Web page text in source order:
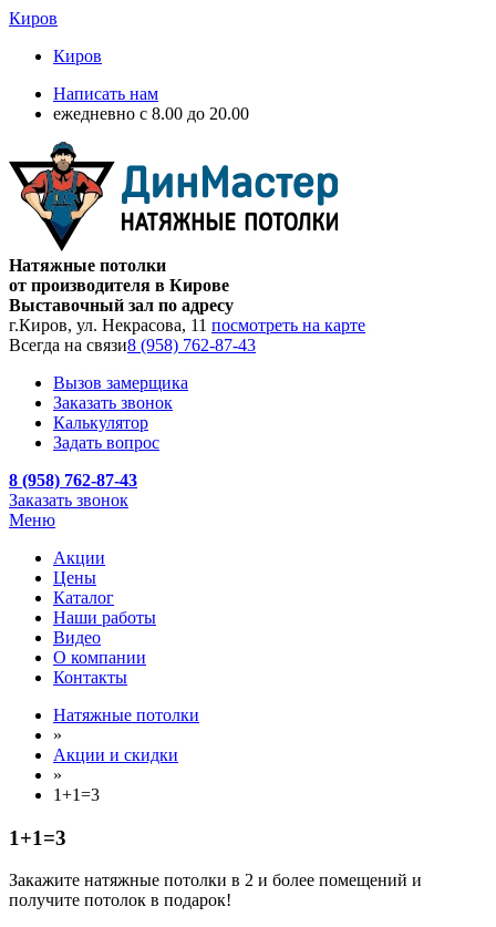
Киров
Киров
Написать нам
ежедневно с 8.00 до 20.00
Натяжные потолки
от производителя в Кирове
Выставочный зал по адресу
г.Киров, ул. Некрасова, 11 посмотреть на карте
Всегда на связи8 (958) 762-87-43
Вызов замерщика
Заказать звонок
Калькулятор
Задать вопрос
8 (958) 762-87-43
Заказать звонок
Меню
Акции
Цены
Каталог
Наши работы
Видео
О компании
Контакты
Натяжные потолки
»
Акции и скидки
»
1+1=3
1+1=3
Закажите натяжные потолки в 2 и более помещений и
получите потолок в подарок!